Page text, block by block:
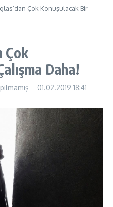
Çok Konuşulacak Bir
Çok
Daha!
01.02.2019 18:41